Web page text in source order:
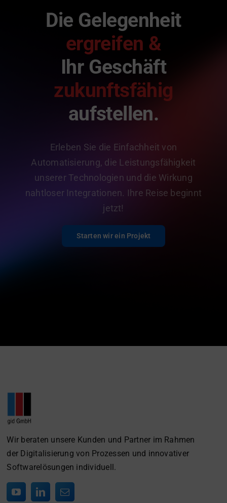
Die Gelegenheit
ergreifen &
Ihr Geschäft
zukunftsfähig
aufstellen.
Erleben Sie die Einfachheit von
Automatisierung, die Leistungsfähigkeit
unserer Technologien und die Wirkung
nahtloser Integrationen. Ihre Reise beginnt
jetzt!
Starten wir ein Projekt
Wir beraten unsere Kunden und Partner im Rahmen
der Digitalisierung von Prozessen und innovativer
Softwarelösungen individuell.